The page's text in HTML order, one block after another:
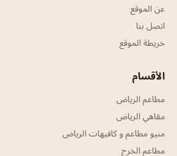
عن الموقع
اتصل بنا
خريطة الموقع
الأقسام
مطاعم الرياض
مقاهي الرياض
منيو مطاعم و كافيهات الرياض
مطاعم الخرج